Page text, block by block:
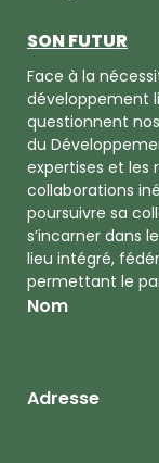
SON FUTUR
Face à la
développement
questionnent
du
expertises et les
collaborations
poursuivre sa
s’incarner dans
lieu intégré,
permettant le
Nom
Adresse